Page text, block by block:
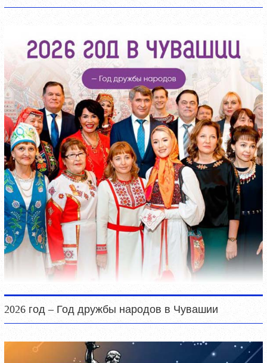
2026 год – Год дружбы народов в Чувашии